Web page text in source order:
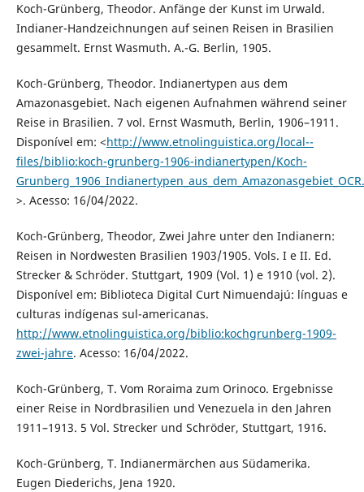
Koch-Grünberg, Theodor. Anfänge der Kunst im Urwald.
Indianer-Handzeichnungen auf seinen Reisen in Brasilien
gesammelt. Ernst Wasmuth. A.-G. Berlin, 1905.
Koch-Grünberg, Theodor. Indianertypen aus dem
Amazonasgebiet. Nach eigenen Aufnahmen während seiner
Reise in Brasilien. 7 vol. Ernst Wasmuth, Berlin, 1906–1911.
Disponível em: <http://www.etnolinguistica.org/local--
files/biblio:koch-grunberg-1906-indianertypen/Koch-
>. Acesso: 16/04/2022.
Koch-Grünberg, Theodor, Zwei Jahre unter den Indianern:
Reisen in Nordwesten Brasilien 1903/1905. Vols. I e II. Ed.
Strecker & Schröder. Stuttgart, 1909 (Vol. 1) e 1910 (vol. 2).
Disponível em: Biblioteca Digital Curt Nimuendajú: línguas e
culturas indígenas sul-americanas.
http://www.etnolinguistica.org/biblio:kochgrunberg-1909-
zwei-jahre. Acesso: 16/04/2022.
Koch-Grünberg, T. Vom Roraima zum Orinoco. Ergebnisse
einer Reise in Nordbrasilien und Venezuela in den Jahren
1911–1913. 5 Vol. Strecker und Schröder, Stuttgart, 1916.
Koch-Grünberg, T. Indianermärchen aus Südamerika.
Eugen Diederichs, Jena 1920.